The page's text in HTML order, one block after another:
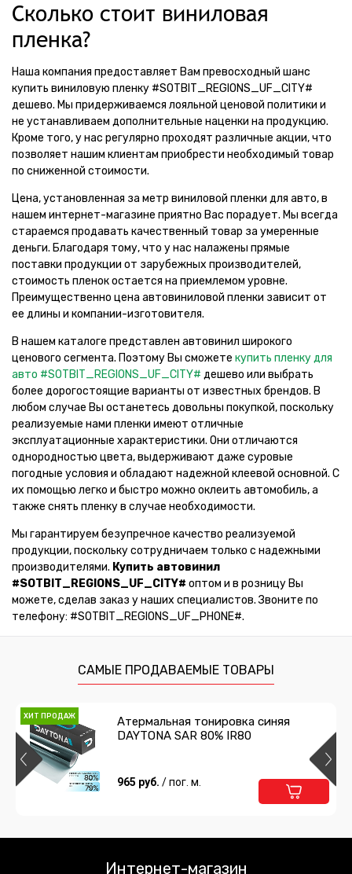
Сколько стоит виниловая
пленка?
Наша компания предоставляет Вам превосходный шанс
купить виниловую пленку #SOTBIT_REGIONS_UF_CITY#
дешево. Мы придерживаемся лояльной ценовой политики и
не устанавливаем дополнительные наценки на продукцию.
Кроме того, у нас регулярно проходят различные акции, что
позволяет нашим клиентам приобрести необходимый товар
по сниженной стоимости.
Цена, установленная за метр виниловой пленки для авто, в
нашем интернет-магазине приятно Вас порадует. Мы всегда
стараемся продавать качественный товар за умеренные
деньги. Благодаря тому, что у нас налажены прямые
поставки продукции от зарубежных производителей,
стоимость пленок остается на приемлемом уровне.
Преимущественно цена автовиниловой пленки зависит от
ее длины и компании-изготовителя.
В нашем каталоге представлен автовинил широкого
ценового сегмента. Поэтому Вы сможете купить пленку для
авто #SOTBIT_REGIONS_UF_CITY# дешево или выбрать
более дорогостоящие варианты от известных брендов. В
любом случае Вы останетесь довольны покупкой, поскольку
реализуемые нами пленки имеют отличные
эксплуатационные характеристики. Они отличаются
однородностью цвета, выдерживают даже суровые
погодные условия и обладают надежной клеевой основной. С
их помощью легко и быстро можно оклеить автомобиль, а
также снять пленку в случае необходимости.
Мы гарантируем безупречное качество реализуемой
продукции, поскольку сотрудничаем только с надежными
производителями. Купить автовинил
#SOTBIT_REGIONS_UF_CITY# оптом и в розницу Вы
можете, сделав заказ у наших специалистов. Звоните по
телефону: #SOTBIT_REGIONS_UF_PHONE#.
САМЫЕ ПРОДАВАЕМЫЕ ТОВАРЫ
ХИТ ПРОДАЖ
Атермальная тонировка синяя
DAYTONA SAR 80% IR80
965 руб. / пог. м.
Интернет-магазин